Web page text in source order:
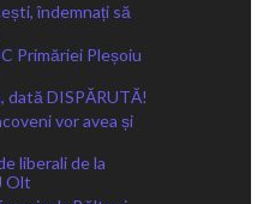
îndemnați să
Primăriei Pleșoiu
dată DISPĂRUTĂ!
vor avea și
liberali de la
Olt